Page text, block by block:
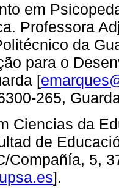
em
Professora
da
para o
[
265,
Ciencias da
de
Compañía, 5,
].